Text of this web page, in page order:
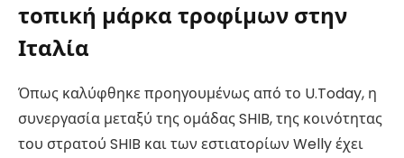
τοπική μάρκα τροφίμων στην
Ιταλία
Όπως καλύφθηκε προηγουμένως από το U.Today, η
συνεργασία μεταξύ της ομάδας SHIB, της κοινότητας
του στρατού SHIB και των εστιατορίων Welly έχει